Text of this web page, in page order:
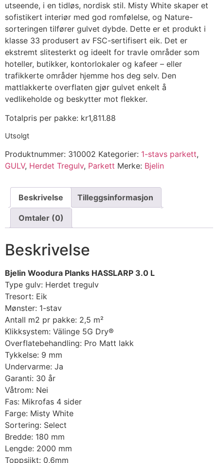
utseende, i en tidløs, nordisk stil. Misty White skaper et
sofistikert interiør med god romfølelse, og Nature-
sorteringen tilfører gulvet dybde. Dette er et produkt i
klasse 33 produsert av FSC-sertifisert eik. Det er
ekstremt slitesterkt og ideelt for travle områder som
hoteller, butikker, kontorlokaler og kafeer – eller
trafikkerte områder hjemme hos deg selv. Den
mattlakkerte overflaten gjør gulvet enkelt å
vedlikeholde og beskytter mot flekker.
Totalpris per pakke: kr1,811.88
Utsolgt
Produktnummer: 310002 Kategorier: 1-stavs parkett,
GULV, Herdet Tregulv, Parkett Merke: Bjelin
Beskrivelse Tilleggsinformasjon
Omtaler (0)
Beskrivelse
Bjelin Woodura Planks HASSLARP 3.0 L
Type gulv: Herdet tregulv
Tresort: Eik
Mønster: 1-stav
Antall m2 pr pakke: 2,5 m²
Klikksystem: Välinge 5G Dry®
Overflatebehandling: Pro Matt lakk
Tykkelse: 9 mm
Undervarme: Ja
Garanti: 30 år
Våtrom: Nei
Fas: Mikrofas 4 sider
Farge: Misty White
Sortering: Select
Bredde: 180 mm
Lengde: 2000 mm
Toppsjikt: 0,6mm